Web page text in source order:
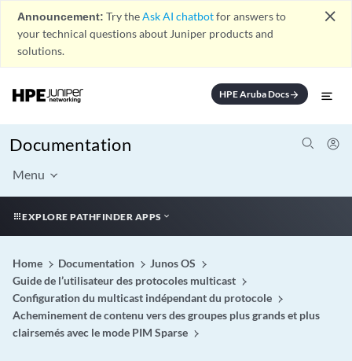
Announcement: Try theAsk AI chatbotfor answers to
your technical questions about Juniper products and
solutions.
close
HPE Aruba Docsarrow_forward
Documentation
Menu
EXPLORE PATHFINDER APPS
Home Documentation
Junos OS
Guide de l’utilisateur des protocoles multicast
Configuration du multicast indépendant du protocole
Acheminement de contenu vers des groupes plus grands et plus
clairsemés avec le mode PIM Sparse